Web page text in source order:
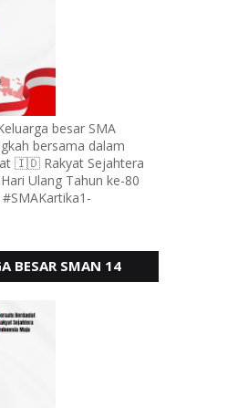
besar SMA
bersama dalam
🇮🇩 Rakyat Sejahtera
Ulang Tahun ke-80
BESAR SMAN 14